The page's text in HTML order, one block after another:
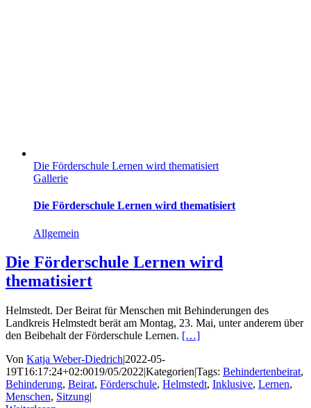
Die Förderschule Lernen wird thematisiert
Gallerie
Die Förderschule Lernen wird thematisiert
Allgemein
Die Förderschule Lernen wird
thematisiert
Helmstedt. Der Beirat für Menschen mit Behinderungen des
Landkreis Helmstedt berät am Montag, 23. Mai, unter anderem über
den Beibehalt der Förderschule Lernen. […]
Von Katja Weber-Diedrich|2022-05-
19T16:17:24+02:0019/05/2022|Kategorien|Tags: Behindertenbeirat,
Behinderung, Beirat, Förderschule, Helmstedt, Inklusive, Lernen,
Menschen, Sitzung|